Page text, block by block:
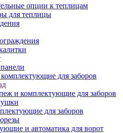
опции к теплицам
для теплицы
для заборов
и комплектующие для заборов
для заборов
и автоматика для ворот